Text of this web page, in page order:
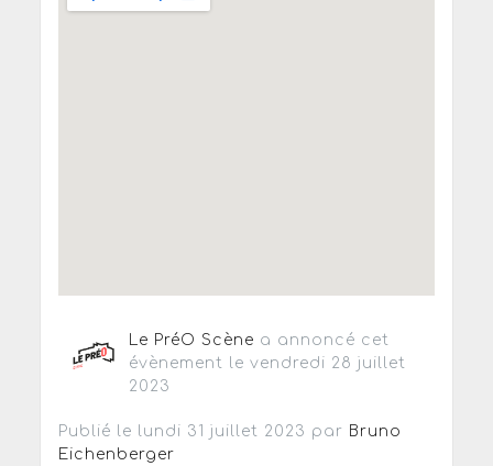
Le PréO Scène a annoncé cet
évènement le vendredi 28 juillet
2023
Publié le lundi 31 juillet 2023 par Bruno
Eichenberger